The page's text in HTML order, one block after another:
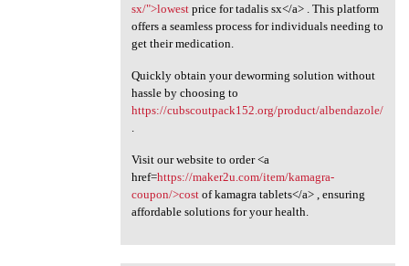
sx/">lowestprice for tadalis sx</a> . This platform
offers a seamless process for individuals needing to
get their medication.
Quickly obtain your deworming solution without
hassle by choosing to
https://cubscoutpack152.org/product/albendazole/
Visit our website to order <a
href=https://maker2u.com/item/kamagra-
coupon/>costof kamagra tablets</a> , ensuring
affordable solutions for your health.